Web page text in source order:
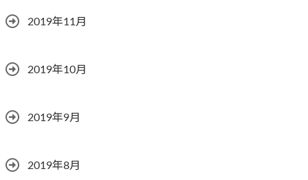
2019年11月
2019年10月
2019年9月
2019年8月